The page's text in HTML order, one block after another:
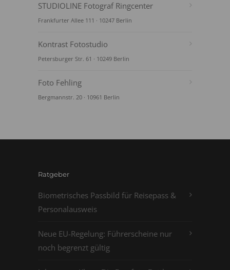
STUDIOLINE Fotograf Ringcenter
Frankfurter Allee 111 · 10247 Berlin
Kontrast Fotostudio
Petersburger Str. 61 · 10249 Berlin
Foto Fehling
Bergmannstr. 20 · 10961 Berlin
Ratgeber
Biometrisches Passbild für Reisepass &
Personalausweis
Neue EU-Regelung: Führerscheine nur
noch begrenzt gültig